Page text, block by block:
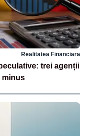
Realitatea Financiara
trei agenții
minus